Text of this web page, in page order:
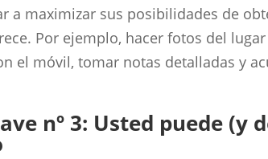
a maximizar sus posibilidades de
Por ejemplo, hacer fotos del
el móvil, tomar notas detalladas y
nº 3: Usted puede (y